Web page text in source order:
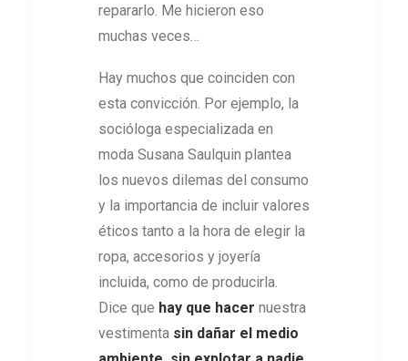
repararlo. Me hicieron eso
muchas veces…
Hay muchos que coinciden con
esta convicción. Por ejemplo, la
socióloga especializada en
moda Susana Saulquin plantea
los nuevos dilemas del consumo
y la importancia de incluir valores
éticos tanto a la hora de elegir la
ropa, accesorios y joyería
incluida, como de producirla.
Dice que hay que hacer nuestra
vestimenta sin dañar el medio